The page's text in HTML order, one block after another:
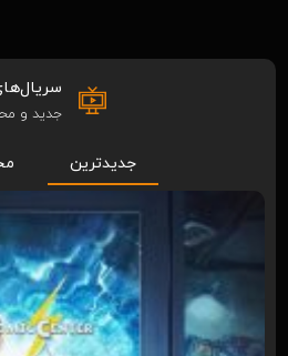
جدید و
جدیدترین